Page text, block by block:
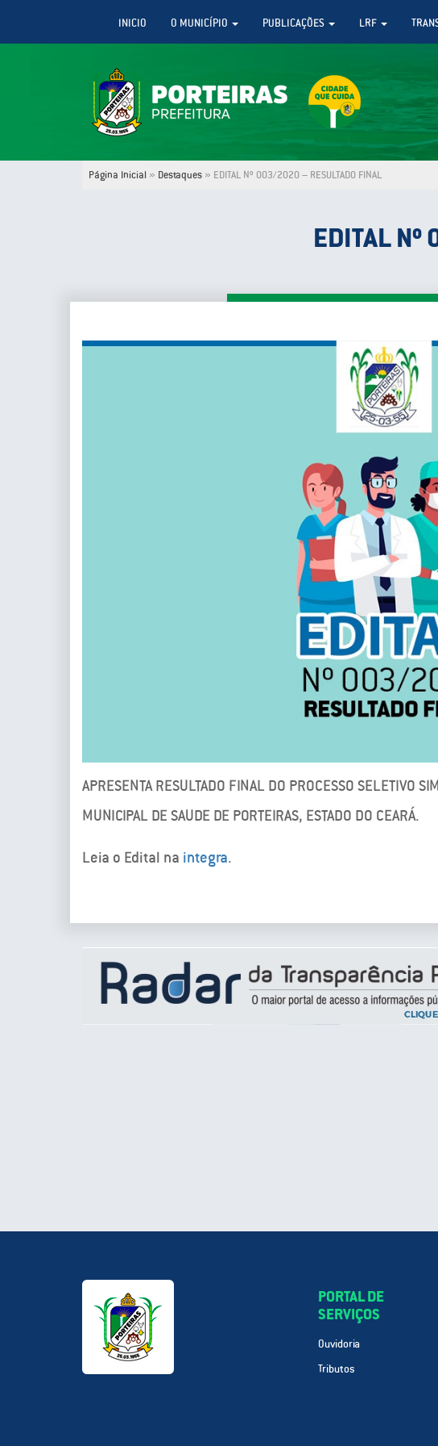
INICIO O MUNICÍPIO PUBLICAÇÕES LRF
Página Inicial » Destaques » EDITAL Nº 003/2020 – RESULTADO FINAL
EDITAL
APRESENTA RESULTADO FINAL DO PROCESSO SELETIVO
MUNICIPAL DE SAUDE DE PORTEIRAS, ESTADO DO CEARÁ.
Leia o Edital na integra.
PORTAL DE
SERVIÇOS
Ouvidoria
Tributos